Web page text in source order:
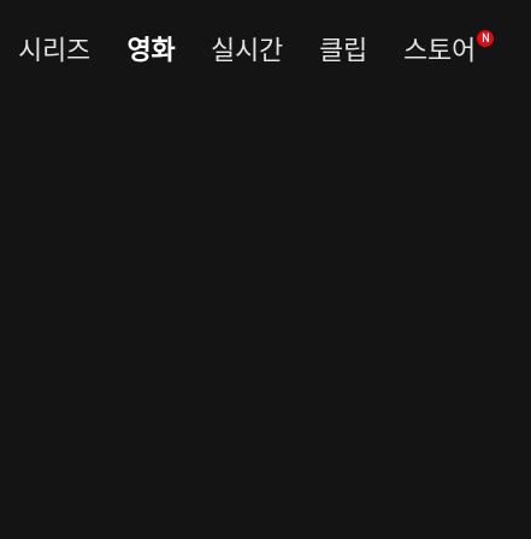
시리즈 영화 실시간 클립 스토어 N